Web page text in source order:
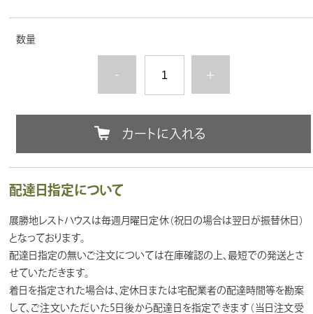
数量
- +
カートに入れる
配達日指定について
展勝地レストハウスは毎週月曜日定休（祝日の場合は翌日が振替休日）
となっております。
配達日指定の無いご注文については在庫確認の上、最短での発送とさ
せていただきます。
着日を指定された場合は、定休日または宅配業者の配達時間等を勘案
して、ご注文いただいた5日後から配達日を指定できます（当日注文受